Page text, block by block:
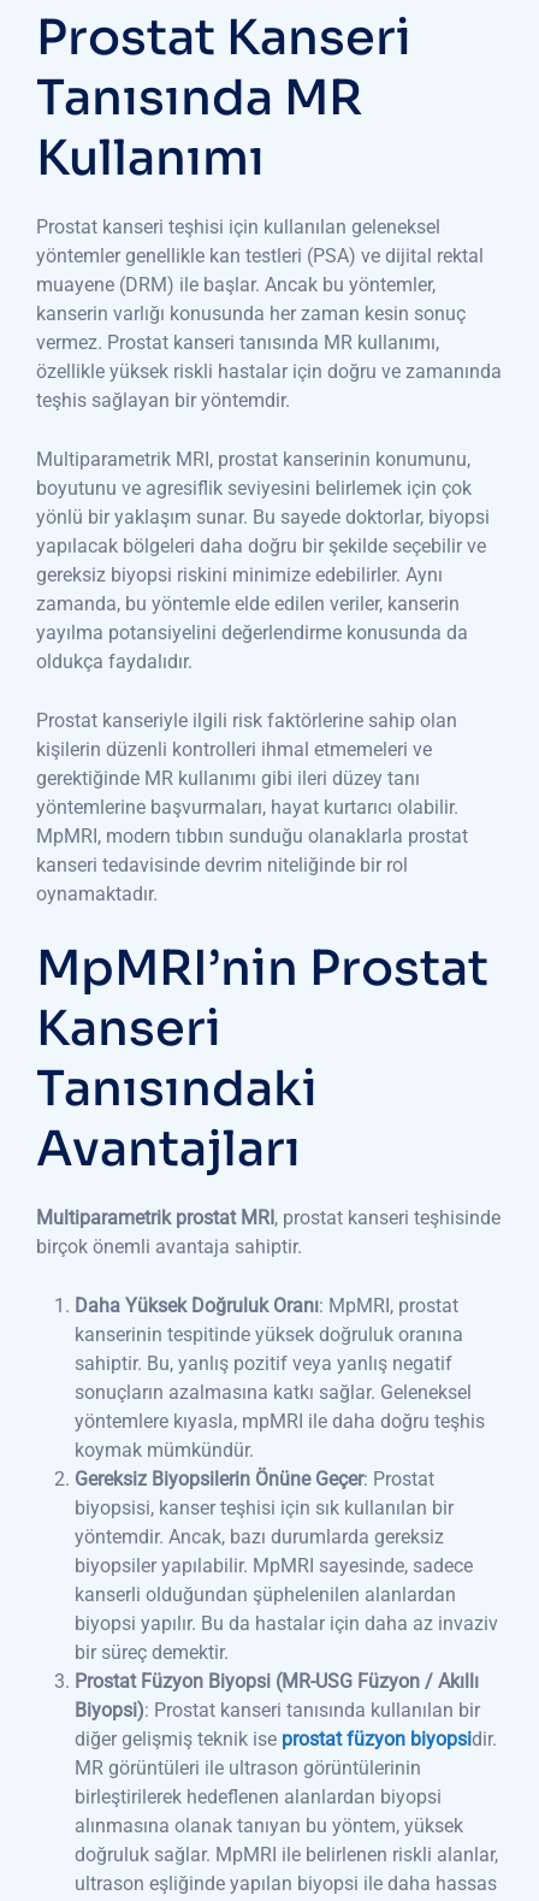
Prostat Kanseri
Tanısında MR
Kullanımı
Prostat kanseri teşhisi için kullanılan geleneksel
yöntemler genellikle kan testleri (PSA) ve dijital rektal
muayene (DRM) ile başlar. Ancak bu yöntemler,
kanserin varlığı konusunda her zaman kesin sonuç
vermez. Prostat kanseri tanısında MR kullanımı,
özellikle yüksek riskli hastalar için doğru ve zamanında
teşhis sağlayan bir yöntemdir.
Multiparametrik MRI, prostat kanserinin konumunu,
boyutunu ve agresiflik seviyesini belirlemek için çok
yönlü bir yaklaşım sunar. Bu sayede doktorlar, biyopsi
yapılacak bölgeleri daha doğru bir şekilde seçebilir ve
gereksiz biyopsi riskini minimize edebilirler. Aynı
zamanda, bu yöntemle elde edilen veriler, kanserin
yayılma potansiyelini değerlendirme konusunda da
oldukça faydalıdır.
Prostat kanseriyle ilgili risk faktörlerine sahip olan
kişilerin düzenli kontrolleri ihmal etmemeleri ve
gerektiğinde MR kullanımı gibi ileri düzey tanı
yöntemlerine başvurmaları, hayat kurtarıcı olabilir.
MpMRI, modern tıbbın sunduğu olanaklarla prostat
kanseri tedavisinde devrim niteliğinde bir rol
oynamaktadır.
MpMRI’nin Prostat
Kanseri
Tanısındaki
Avantajları
Multiparametrik prostat MRI , prostat kanseri teşhisinde
birçok önemli avantaja sahiptir.
Daha Yüksek Doğruluk Oranı: MpMRI, prostat
kanserinin tespitinde yüksek doğruluk oranına
sahiptir. Bu, yanlış pozitif veya yanlış negatif
sonuçların azalmasına katkı sağlar. Geleneksel
yöntemlere kıyasla, mpMRI ile daha doğru teşhis
koymak mümkündür.
Gereksiz Biyopsilerin Önüne Geçer: Prostat
biyopsisi, kanser teşhisi için sık kullanılan bir
yöntemdir. Ancak, bazı durumlarda gereksiz
biyopsiler yapılabilir. MpMRI sayesinde, sadece
kanserli olduğundan şüphelenilen alanlardan
biyopsi yapılır. Bu da hastalar için daha az invaziv
bir süreç demektir.
Prostat Füzyon Biyopsi (MR-USG Füzyon / Akıllı
Biyopsi): Prostat kanseri tanısında kullanılan bir
diğer gelişmiş teknik ise prostat füzyon biyopsidir.
MR görüntüleri ile ultrason görüntülerinin
birleştirilerek hedeflenen alanlardan biyopsi
alınmasına olanak tanıyan bu yöntem, yüksek
doğruluk sağlar. MpMRI ile belirlenen riskli alanlar,
ultrason eşliğinde yapılan biyopsi ile daha hassas